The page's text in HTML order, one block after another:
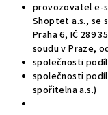
provozovatel e-
Shoptet a.s., se
Praha 6, IČ 289
soudu v Praze,
společnosti
společnosti
spořitelna a.s.)